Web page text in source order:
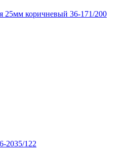
25мм коричневый 36-171/200
2035/122